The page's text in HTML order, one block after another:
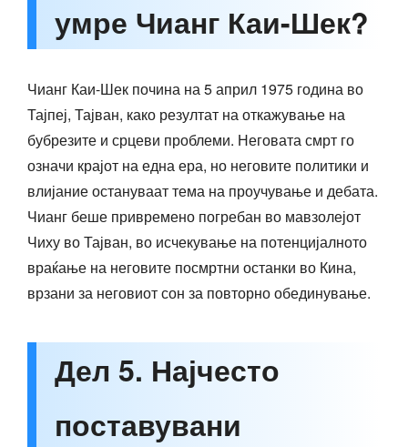
умре Чианг Каи-Шек?
Чианг Каи-Шек почина на 5 април 1975 година во
Тајпеј, Тајван, како резултат на откажување на
бубрезите и срцеви проблеми. Неговата смрт го
означи крајот на една ера, но неговите политики и
влијание остануваат тема на проучување и дебата.
Чианг беше привремено погребан во мавзолејот
Чиху во Тајван, во исчекување на потенцијалното
враќање на неговите посмртни останки во Кина,
врзани за неговиот сон за повторно обединување.
Дел 5. Најчесто
поставувани